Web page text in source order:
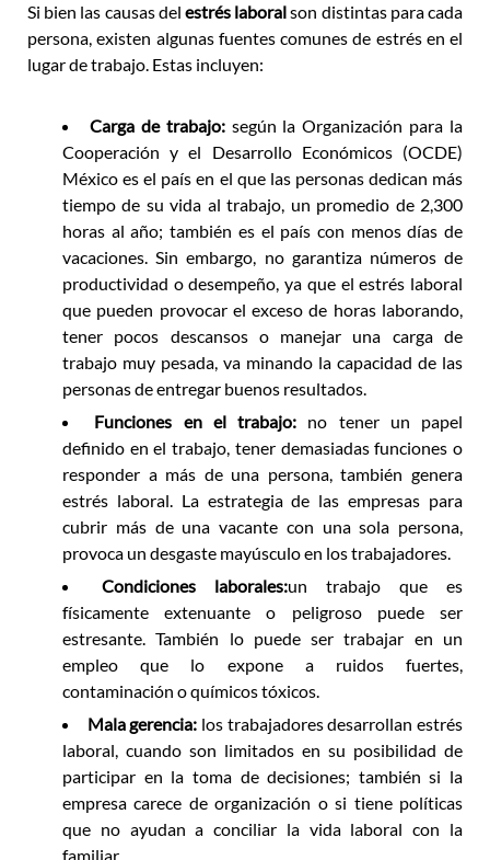
Si bien las causas del estrés laboralson distintas para cada
persona, existen algunas fuentes comunes de estrés en el
lugar de trabajo. Estas incluyen:
Carga de trabajo: según la Organización para la
Cooperación y el Desarrollo Económicos (OCDE)
México es el país en el que las personas dedican más
tiempo de su vida al trabajo, un promedio de 2,300
horas al año; también es el país con menos días de
vacaciones. Sin embargo, no garantiza números de
productividad o desempeño, ya que el estrés laboral
que pueden provocar el exceso de horas laborando,
tener pocos descansos o manejar una carga de
trabajo muy pesada, va minando la capacidad de las
personas de entregar buenos resultados.
Funciones en el trabajo: no tener un papel
definido en el trabajo, tener demasiadas funciones o
responder a más de una persona, también genera
estrés laboral. La estrategia de las empresas para
cubrir más de una vacante con una sola persona,
provoca un desgaste mayúsculo en los trabajadores.
Condiciones laborales:un trabajo que es
físicamente extenuante o peligroso puede ser
estresante. También lo puede ser trabajar en un
empleo que lo expone a ruidos fuertes,
contaminación o químicos tóxicos.
Mala gerencia: los trabajadores desarrollan estrés
laboral, cuando son limitados en su posibilidad de
participar en la toma de decisiones; también si la
empresa carece de organización o si tiene políticas
que no ayudan a conciliar la vida laboral con la
familiar.